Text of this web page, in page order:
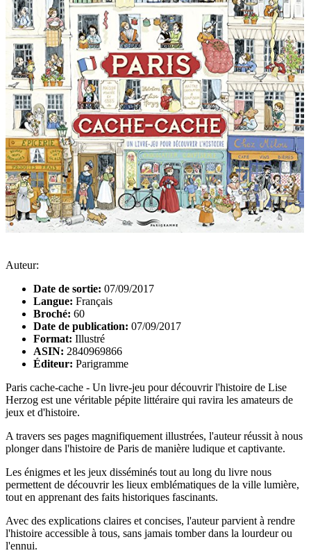
Auteur:
Date de sortie: 07/09/2017
Langue: Français
Broché: 60
Date de publication: 07/09/2017
Format: Illustré
ASIN: 2840969866
Éditeur: Parigramme
Paris cache-cache - Un livre-jeu pour découvrir l'histoire de Lise
Herzog est une véritable pépite littéraire qui ravira les amateurs de
jeux et d'histoire.
A travers ses pages magnifiquement illustrées, l'auteur réussit à nous
plonger dans l'histoire de Paris de manière ludique et captivante.
Les énigmes et les jeux disséminés tout au long du livre nous
permettent de découvrir les lieux emblématiques de la ville lumière,
tout en apprenant des faits historiques fascinants.
Avec des explications claires et concises, l'auteur parvient à rendre
l'histoire accessible à tous, sans jamais tomber dans la lourdeur ou
l'ennui.